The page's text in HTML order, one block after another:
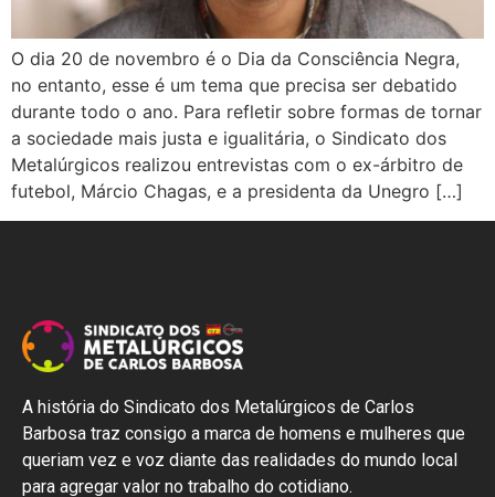
O dia 20 de novembro é o Dia da Consciência Negra,
no entanto, esse é um tema que precisa ser debatido
durante todo o ano. Para refletir sobre formas de tornar
a sociedade mais justa e igualitária, o Sindicato dos
Metalúrgicos realizou entrevistas com o ex-árbitro de
futebol, Márcio Chagas, e a presidenta da Unegro […]
A história do Sindicato dos Metalúrgicos de Carlos
Barbosa traz consigo a marca de homens e mulheres que
queriam vez e voz diante das realidades do mundo local
para agregar valor no trabalho do cotidiano.